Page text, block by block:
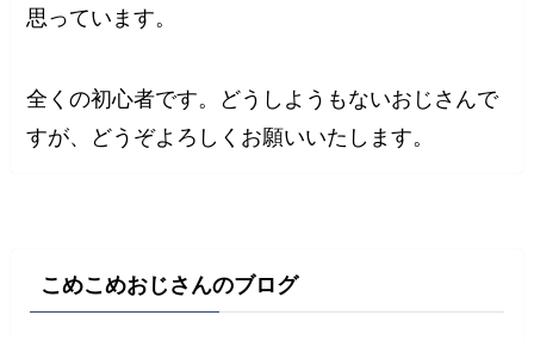
思っています。
全くの初心者です。どうしようもないおじさんで
すが、どうぞよろしくお願いいたします。
こめこめおじさんのブログ